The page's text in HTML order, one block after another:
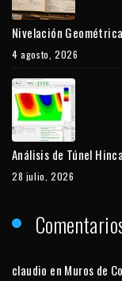
Nivelación
4 agosto, 2026
Análisis de Túnel
28 julio, 2026
claudio en Muros de